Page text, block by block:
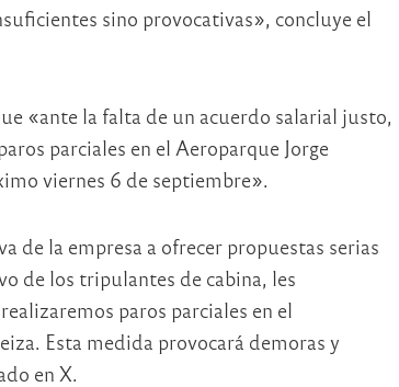
sino provocativas», concluye el
«ante la falta de un acuerdo salarial justo,
parciales en el Aeroparque Jorge
viernes 6 de septiembre».
de la empresa a ofrecer propuestas serias
de los tripulantes de cabina, les
paros parciales en el
Esta medida provocará demoras y
en X.